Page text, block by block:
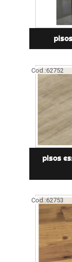
Cod.:62752
pisos
Cod.:62753